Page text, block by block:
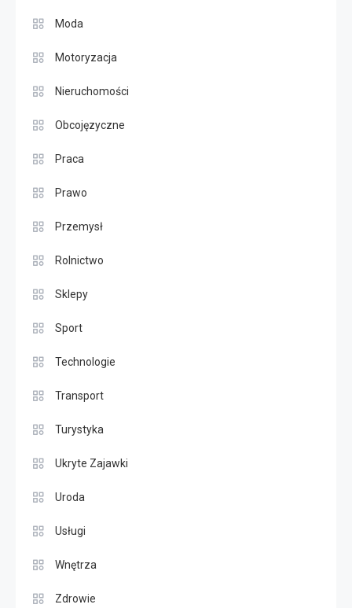
Moda
Motoryzacja
Nieruchomości
Obcojęzyczne
Praca
Prawo
Przemysł
Rolnictwo
Sklepy
Sport
Technologie
Transport
Turystyka
Ukryte Zajawki
Uroda
Usługi
Wnętrza
Zdrowie